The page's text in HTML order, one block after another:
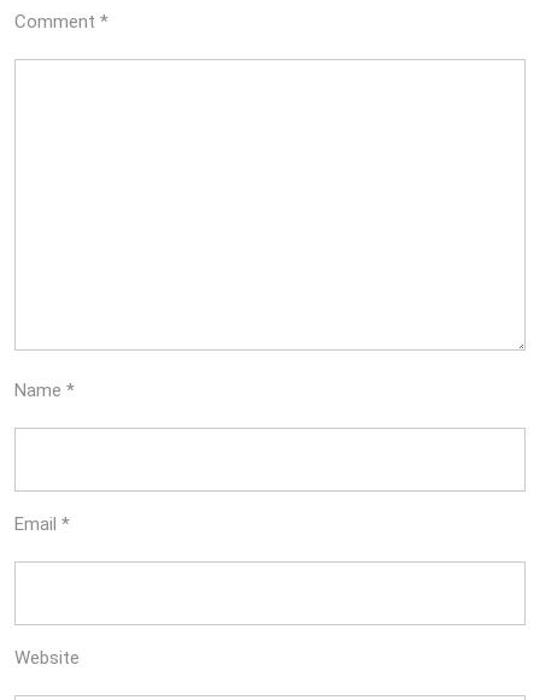
Comment *
Name *
Email *
Website